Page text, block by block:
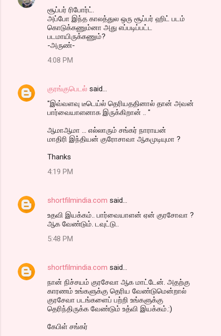
சூப்பர் ரிபோர்ட்.
அப்போ இந்த காலத்துல ஒரு சூப்பர் ஹிட் படம்
கொடுக்கணும்னா அது எப்படிப்பட்ட
படமாயிருக்கணும்?
-அருண்-
4:08 PM
குரங்குபெடல் said…
"இவ்வளவு டீடெய்ல் தெரியததினால் தான் அவன்
பார்வையாளனாக இருக்கிறான் .. "
ஆமாஆமா ... எல்லாரும் சங்கர் நாராயன்
மாதிரி இந்தியன் குரோசாவா ஆகமுடியுமா ?
Thanks
4:19 PM
shortfilmindia.com said…
உதவி இயக்கம்.. பார்வையாளன் ஏன் குரசோவா ?
ஆக வேண்டும். டவுட்டு..
5:48 PM
shortfilmindia.com said…
நான் நிச்சயம் குரசேவா ஆக மாட்டேன். அதற்கு
காரணம் உங்களுக்கு தெரிய வேண்டுமென்றால்
குரசேவா படங்களைப் பற்றி உங்களுக்கு
தெரிந்திருக்க வேண்டும் உத்வி இயக்கம்.:)
கேபிள் சங்கர்